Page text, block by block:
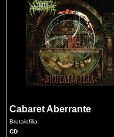
Cabaret Aberrante
Brutalofilia
CD